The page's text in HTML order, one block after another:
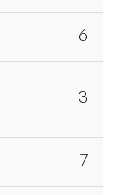
6
3
7